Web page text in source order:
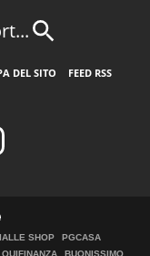
DEL SITO
FEED RSS
SHOP
PGCASA
QUIFINANZA BUONISSIMO